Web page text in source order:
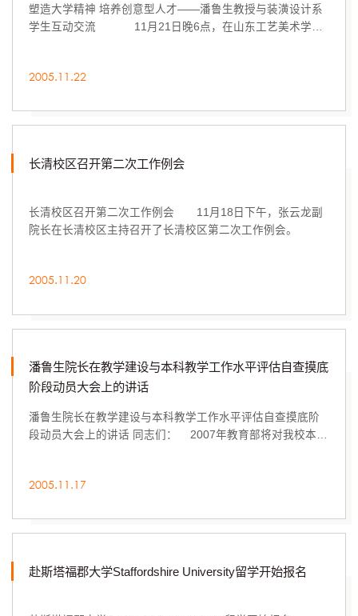
塑造大学精神 培养创意型人才——潘鲁生教授与装潢设计系
学生互动交流 11月21日晚6点，在山东工艺美术学院
2005.11.22
长清校区召开第二次工作例会
长清校区召开第二次工作例会 11月18日下午，张云龙副
院长在长清校区主持召开了长清校区第二次工作例会。
2005.11.20
潘鲁生院长在教学建设与本科教学工作水平评估自查摸底
阶段动员大会上的讲话
潘鲁生院长在教学建设与本科教学工作水平评估自查摸底阶
段动员大会上的讲话 同志们： 2007年教育部将对我校本科
2005.11.17
赴斯塔福郡大学Staffordshire University留学开始报名